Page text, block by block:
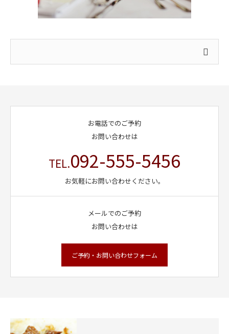
お電話でのご予約
お問い合わせは
TEL.092-555-5456
お気軽にお問い合わせください。
メールでのご予約
お問い合わせは
ご予約・お問い合わせフォーム